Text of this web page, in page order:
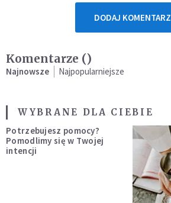
DODAJ KOMENTARZ
Komentarze ()
Najnowsze Najpopularniejsze
WYBRANE DLA CIEBIE
Potrzebujesz pomocy?
Pomodlimy się w Twojej
intencji